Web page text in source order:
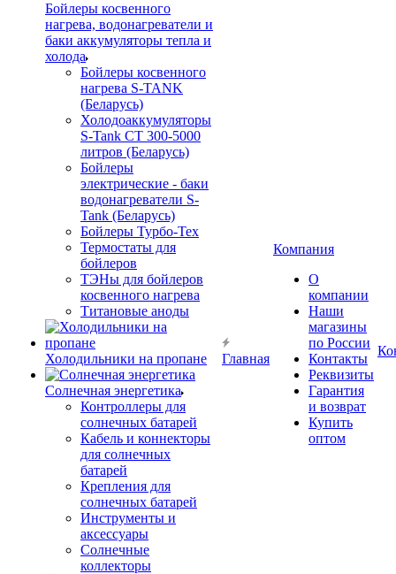
Бойлеры косвенного
нагрева, водонагреватели и
баки аккумуляторы тепла и
холода
Бойлеры косвенного
нагрева S-TANK
(Беларусь)
Холодоаккумуляторы
S-Tank СТ 300-5000
литров (Беларусь)
Бойлеры
электрические - баки
водонагреватели S-
Tank (Беларусь)
Бойлеры Турбо-Тех
Термостаты для
бойлеров
ТЭНы для бойлеров
косвенного нагрева
Титановые аноды
Холодильники на пропане
Солнечная энергетика
Контроллеры для
солнечных батарей
Кабель и коннекторы
для солнечных
батарей
Крепления для
солнечных батарей
Инструменты и
аксессуары
Солнечные
коллекторы
Главная
Компания
О
компании
Наши
магазины
по России
Контакты
Реквизиты
Гарантия
и возврат
Купить
оптом